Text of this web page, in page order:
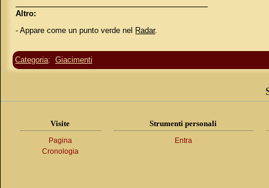
Altro:
- Appare come un punto verde nel Radar.
Categoria: Giacimenti
Visite
Pagina
Cronologia
Strumenti personali
Entra